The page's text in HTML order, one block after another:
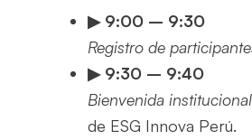
▶ 9:00 – 9:30
Registro de
▶ 9:30 – 9:40
Bienvenida
de ESG Innova Perú.